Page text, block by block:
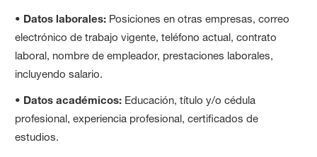
• Datos laborales: Posiciones en otras empresas, correo
electrónico de trabajo vigente, teléfono actual, contrato
laboral, nombre de empleador, prestaciones laborales,
incluyendo salario.
• Datos académicos: Educación, título y/o cédula
profesional, experiencia profesional, certificados de
estudios.